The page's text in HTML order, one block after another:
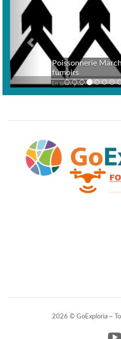
Poissonnerie
fumoirs
En savoir plus >
2026 © GoExploria ~